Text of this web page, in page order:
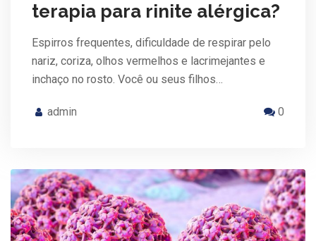
terapia para rinite alérgica?
Espirros frequentes, dificuldade de respirar pelo
nariz, coriza, olhos vermelhos e lacrimejantes e
inchaço no rosto. Você ou seus filhos…
admin 0